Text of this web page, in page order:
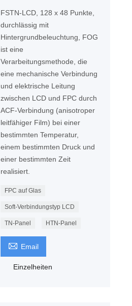
FSTN-LCD, 128 x 48 Punkte,
durchlässig mit
Hintergrundbeleuchtung, FOG
ist eine
Verarbeitungsmethode, die
eine mechanische Verbindung
und elektrische Leitung
zwischen LCD und FPC durch
ACF-Verbindung (anisotroper
leitfähiger Film) bei einer
bestimmten Temperatur,
einem bestimmten Druck und
einer bestimmten Zeit
realisiert.
FPC auf Glas
Soft-Verbindungstyp LCD
TN-Panel HTN-Panel
 Email
Einzelheiten